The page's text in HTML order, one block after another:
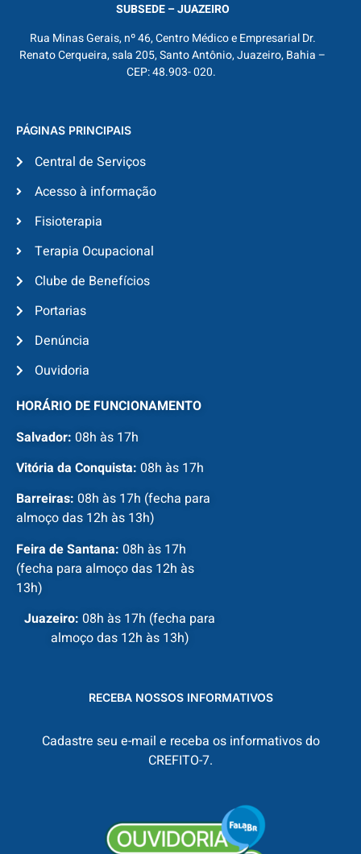
SUBSEDE – JUAZEIRO
Rua Minas Gerais, nº 46, Centro Médico e Empresarial Dr.
Renato Cerqueira, sala 205, Santo Antônio, Juazeiro, Bahia –
CEP: 48.903- 020.
PÁGINAS PRINCIPAIS
Central de Serviços
Acesso à informação
Fisioterapia
Terapia Ocupacional
Clube de Benefícios
Portarias
Denúncia
Ouvidoria
HORÁRIO DE FUNCIONAMENTO
Salvador: 08h às 17h
Vitória da Conquista: 08h às 17h
Barreiras: 08h às 17h (fecha para
almoço das 12h às 13h)
Feira de Santana: 08h às 17h
(fecha para almoço das 12h às
13h)
Juazeiro: 08h às 17h (fecha para
almoço das 12h às 13h)
RECEBA NOSSOS INFORMATIVOS
Cadastre seu e-mail e receba os informativos do
CREFITO-7.